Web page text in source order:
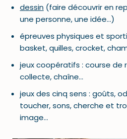
dessin (faire découvrir en
une personne, une idée…)
épreuves physiques et
basket, quilles, crocket,
jeux coopératifs : course de
collecte, chaîne…
jeux des cinq sens : goûts,
toucher, sons, cherche et
image…